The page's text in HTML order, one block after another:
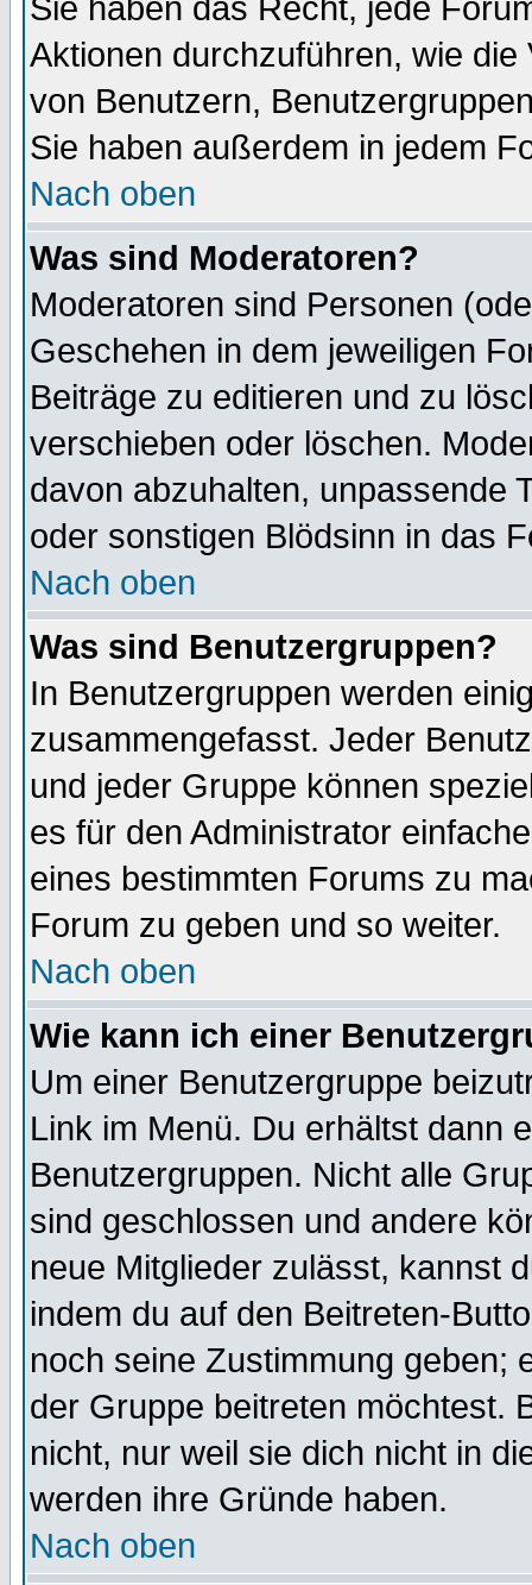
Sie haben das Recht, jede
Aktionen durchzuführen, wie
von Benutzern,
Sie haben außerdem in jedem
Nach oben
Was sind Moderatoren?
Moderatoren sind Personen
Geschehen in dem jeweiligen
Beiträge zu editieren und zu
verschieben oder löschen.
davon abzuhalten, unpassende
oder sonstigen Blödsinn in das
Nach oben
Was sind Benutzergruppen?
In Benutzergruppen werden
zusammengefasst. Jeder
und jeder Gruppe können
es für den Administrator
eines bestimmten Forums zu
Forum zu geben und so weiter.
Nach oben
Wie kann ich einer
Um einer Benutzergruppe
Link im Menü. Du erhältst dann
Benutzergruppen. Nicht alle
sind geschlossen und andere
neue Mitglieder zulässt, kannst
indem du auf den Beitreten-
noch seine Zustimmung geben;
der Gruppe beitreten möchtest.
nicht, nur weil sie dich nicht in
werden ihre Gründe haben.
Nach oben